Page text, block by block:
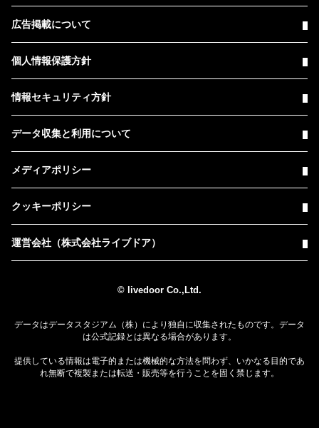
広告掲載について
個人情報保護方針
情報セキュリティ方針
データ収集と利用について
メディアポリシー
クッキーポリシー
運営会社（株式会社ライブドア）
© livedoor Co.,Ltd.
データはデータスタジアム（株）により独自に収集されたものです。データ
は公式記録とは異なる場合があります。
提供している情報は電子的または機械的な方法を問わず、いかなる目的であ
れ無断で複製または転送・販売等を行うことを固く禁じます。